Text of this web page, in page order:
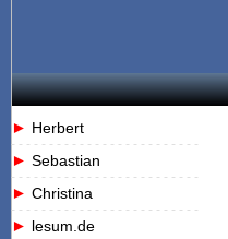
Herbert
- - - - - - - - - - - - - - - - - - - - - - - - -
Sebastian
- - - - - - - - - - - - - - - - - - - - - - - - -
Christina
- - - - - - - - - - - - - - - - - - - - - - - - -
lesum.de